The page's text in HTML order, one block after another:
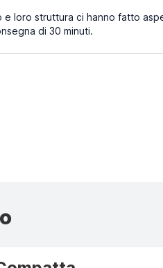
loro struttura ci hanno fatto
di 30 minuti.